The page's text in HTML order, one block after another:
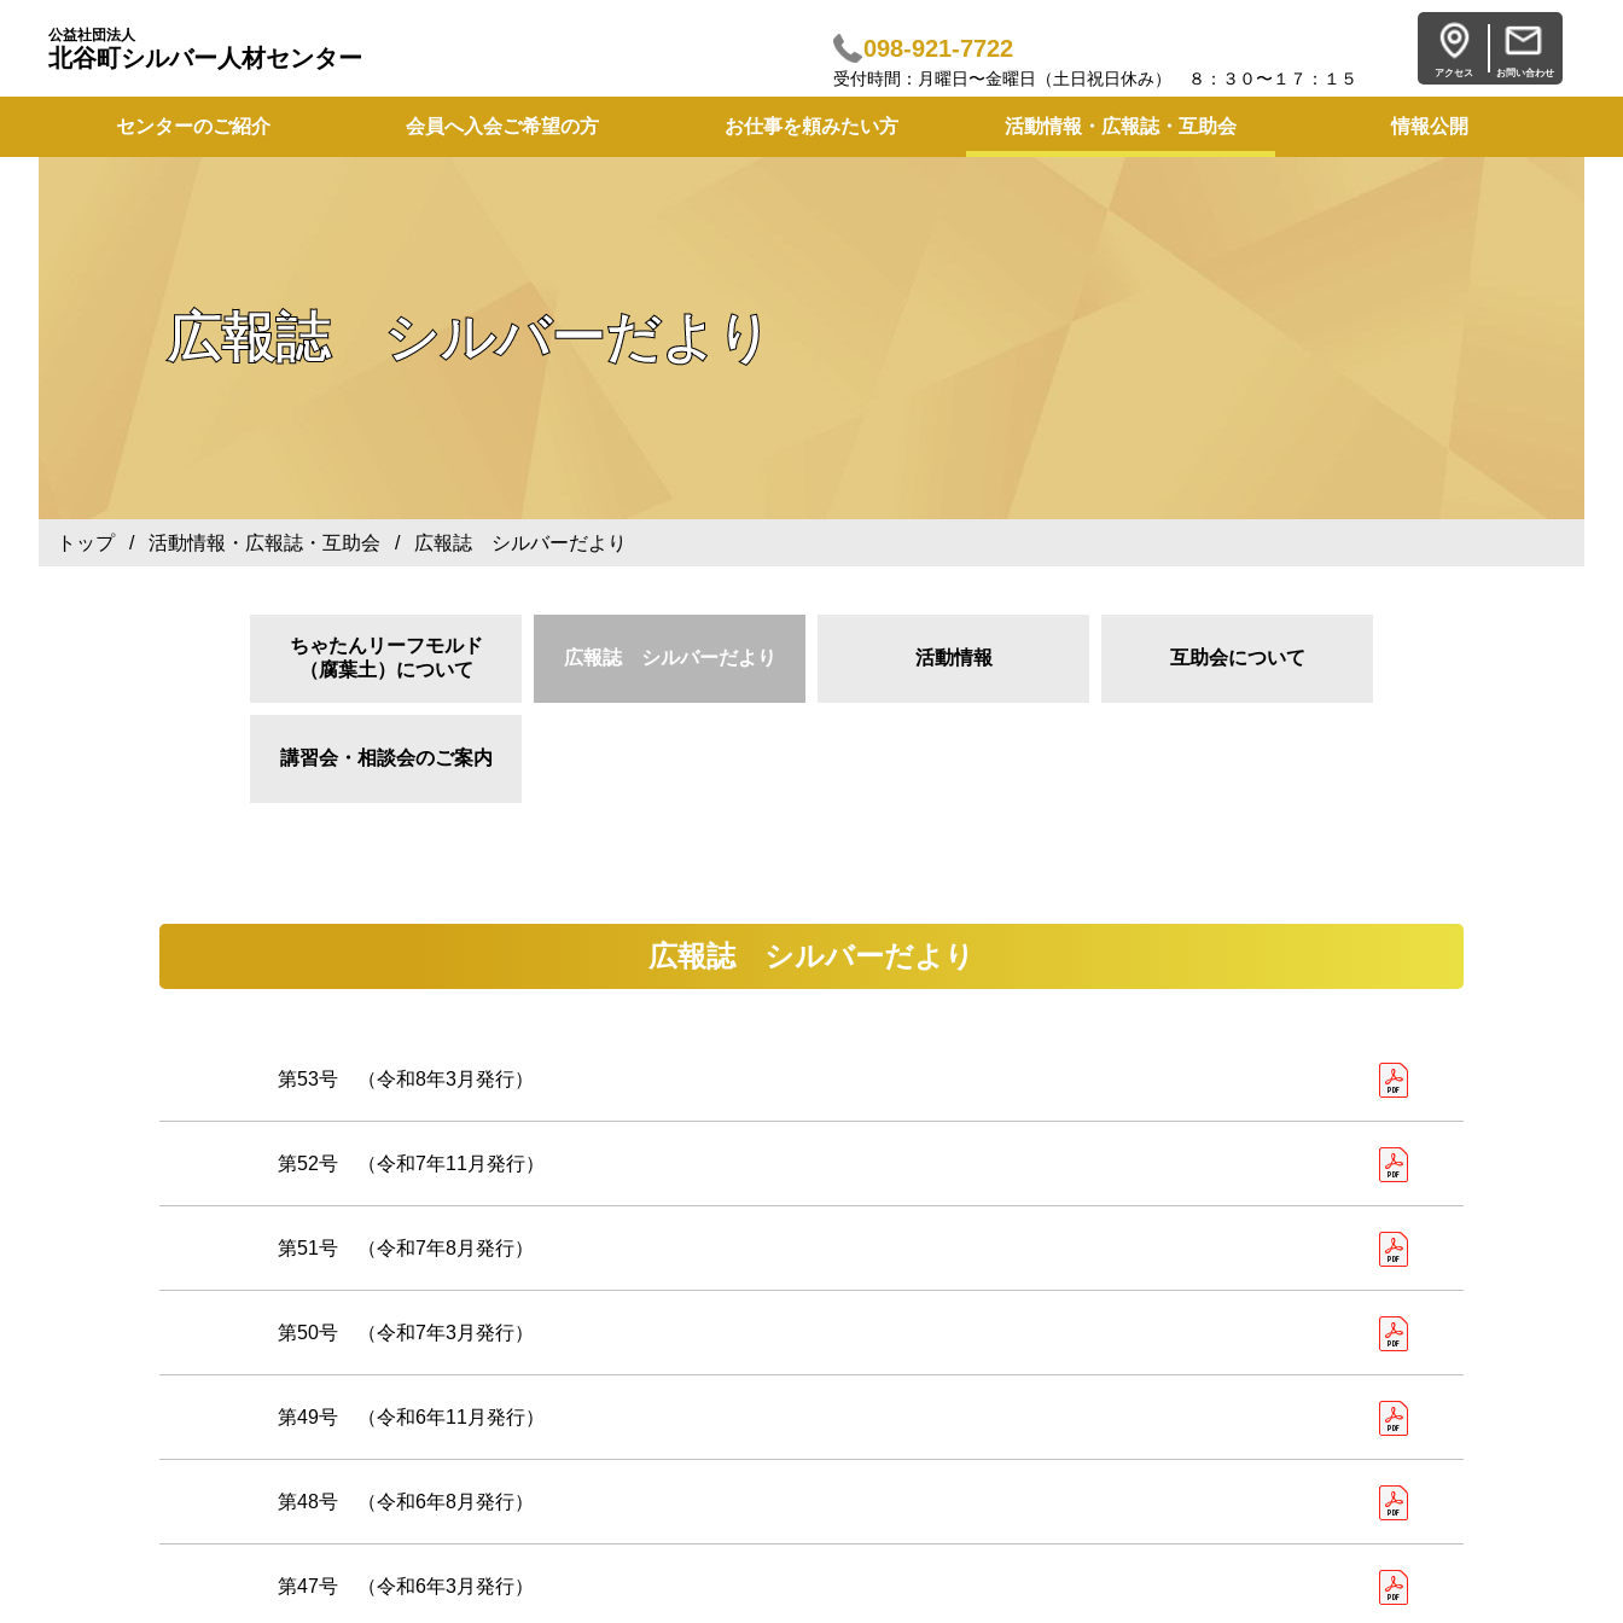
公益社団法人
北谷町シルバー人材センター 098-921-7722
受付時間：月曜日〜金曜日（土日祝日休み） ８：３０〜１７：１５ アクセス お問い合わせ
センターのご紹介 会員へ入会ご希望の方 お仕事を頼みたい方 活動情報・広報誌・互助会 情報公開
広報誌 シルバーだより
トップ/ 活動情報・広報誌・互助会 / 広報誌 シルバーだより
ちゃたんリーフモルド
（腐葉土）について
広報誌 シルバーだより 活動情報 互助会について
講習会・相談会のご案内
広報誌 シルバーだより
第53号 （令和8年3月発行）
第52号 （令和7年11月発行）
第51号 （令和7年8月発行）
第50号 （令和7年3月発行）
第49号 （令和6年11月発行）
第48号 （令和6年8月発行）
第47号 （令和6年3月発行）